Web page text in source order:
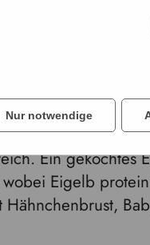
Zwiebeln, Salat
Lachs
Auch gut
Ein gekochtes
Eigelb
Nur notwendige